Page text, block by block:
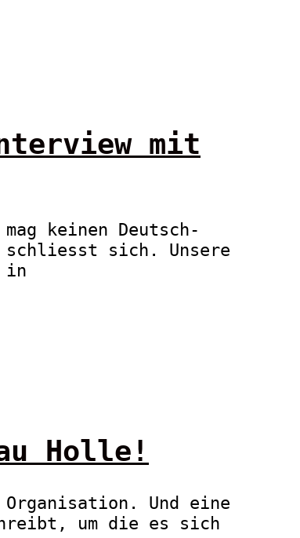
mit
keinen Deutsch-
schliesst sich. Unsere
in
Holle!
Und eine
um die es sich